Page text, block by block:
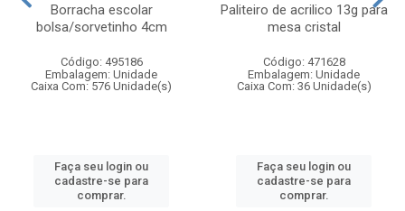
Borracha escolar
bolsa/sorvetinho 4cm
Código: 495186
Embalagem: Unidade
Caixa Com: 576 Unidade(s)
Faça seu login ou
cadastre-se para
comprar.
Paliteiro de acrilico 13g para
mesa cristal
Código: 471628
Embalagem: Unidade
Caixa Com: 36 Unidade(s)
Faça seu login ou
cadastre-se para
comprar.